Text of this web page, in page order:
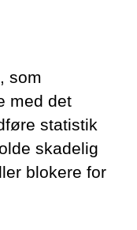
som
med det
statistik
skadelig
blokere for